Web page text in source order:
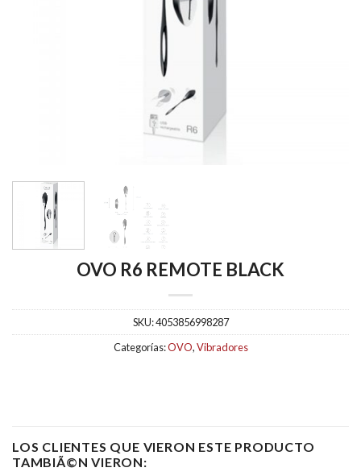
OVO R6 REMOTE BLACK
SKU:4053856998287
Categorías:OVO,Vibradores
LOS CLIENTES QUE VIERON ESTE PRODUCTO
TAMBIÃ©N VIERON: